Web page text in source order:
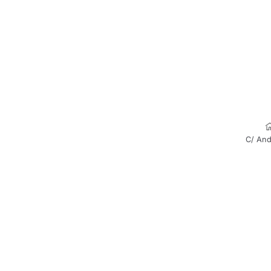
C/